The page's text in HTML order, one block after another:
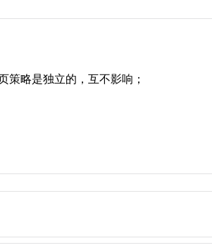
策略是独立的，互不影响；